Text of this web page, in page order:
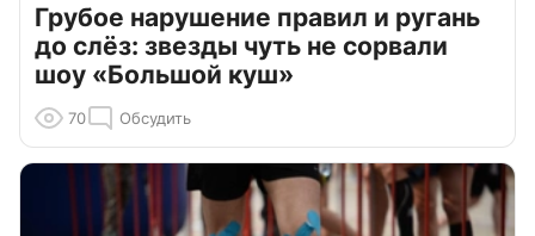
Грубое нарушение правил и ругань
до слёз: звезды чуть не сорвали
шоу «Большой куш»
70 Обсудить